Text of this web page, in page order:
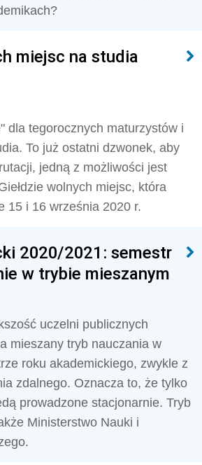
miejsc na studia
dla tegorocznych maturzystów i
To już ostatni dzwonek, aby
jedną z możliwości jest
wolnych miejsc, która
15 i 16 września 2020 r.
2020/2021: semestr
w trybie mieszanym
uczelni publicznych
mieszany tryb nauczania w
roku akademickiego, zwykle z
zdalnego. Oznacza to, że tylko
prowadzone stacjonarnie. Tryb
Ministerstwo Nauki i